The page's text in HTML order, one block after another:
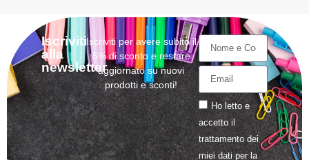
Iscriviti
alla
newsletter
Iscriviti per avere subito il
5% di sconto e restare
aggiornato su nuovi
prodotti e sconti!
Ho letto e
accetto il
trattamentodei
miei dati per la